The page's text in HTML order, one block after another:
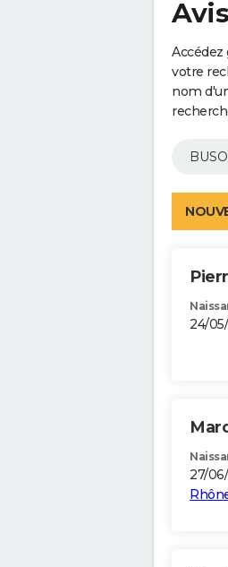
Accédez
votre
nom
24/
27/